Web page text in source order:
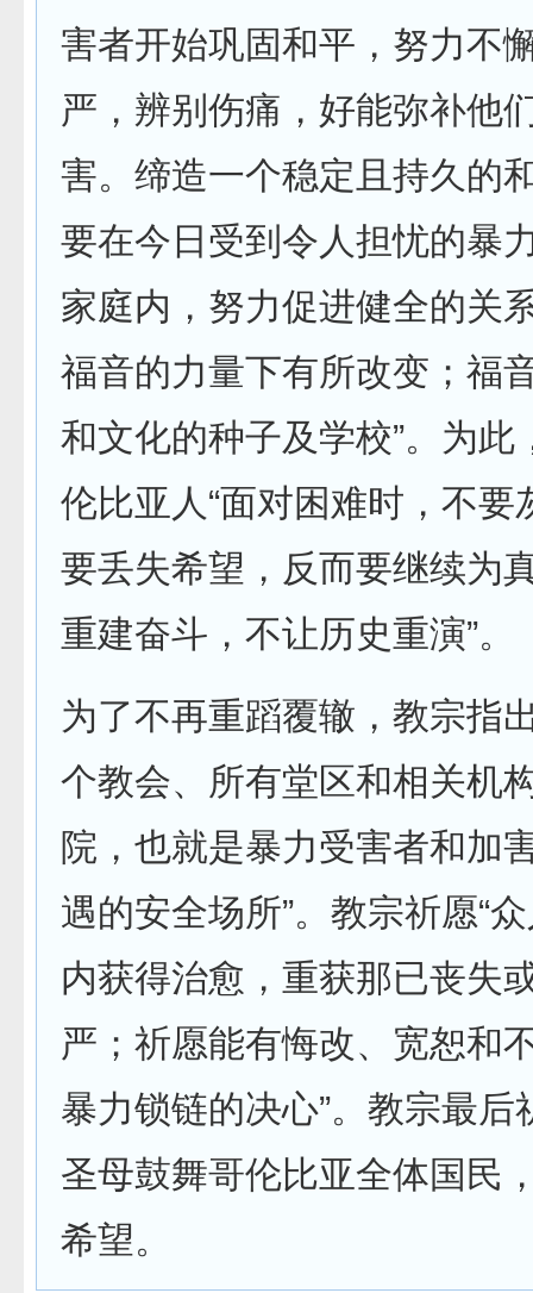
害者开始巩固和平，努力不
严，辨别伤痛，好能弥补他
害。缔造一个稳定且持久的
要在今日受到令人担忧的暴
家庭内，努力促进健全的关
福音的力量下有所改变；福
和文化的种子及学校”。为此
伦比亚人“面对困难时，不要
要丢失希望，反而要继续为
重建奋斗，不让历史重演”。
为了不再重蹈覆辙，教宗指
个教会、所有堂区和相关机
院，也就是暴力受害者和加
遇的安全场所”。教宗祈愿“
内获得治愈，重获那已丧失
严；祈愿能有悔改、宽恕和
暴力锁链的决心”。教宗最后
圣母鼓舞哥伦比亚全体国民
希望。